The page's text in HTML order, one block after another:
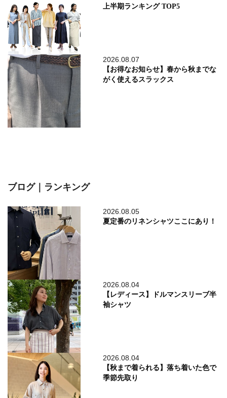
上半期ランキング TOP5
2026.08.07
【お得なお知らせ】春から秋までな
がく使えるスラックス
ブログ｜ランキング
2026.08.05
夏定番のリネンシャツここにあり！
2026.08.04
【レディース】ドルマンスリーブ半
袖シャツ
2026.08.04
【秋まで着られる】落ち着いた色で
季節先取り